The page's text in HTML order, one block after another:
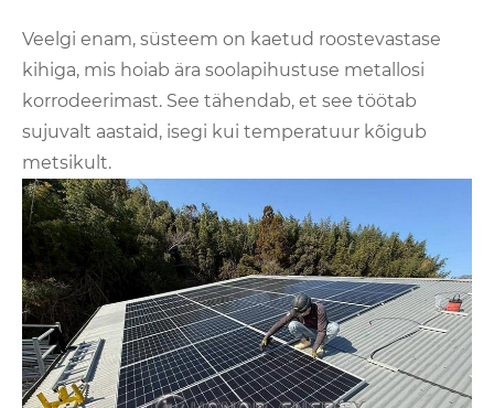
Veelgi enam, süsteem on kaetud roostevastase
kihiga, mis hoiab ära soolapihustuse metallosi
korrodeerimast. See tähendab, et see töötab
sujuvalt aastaid, isegi kui temperatuur kõigub
metsikult.